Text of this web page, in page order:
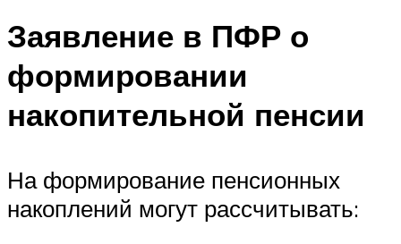
Заявление в ПФР о
формировании
накопительной пенсии
На формирование пенсионных
накоплений могут рассчитывать: